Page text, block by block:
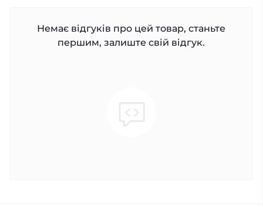
Немає відгуків про цей товар, станьте
першим, залиште свій відгук.